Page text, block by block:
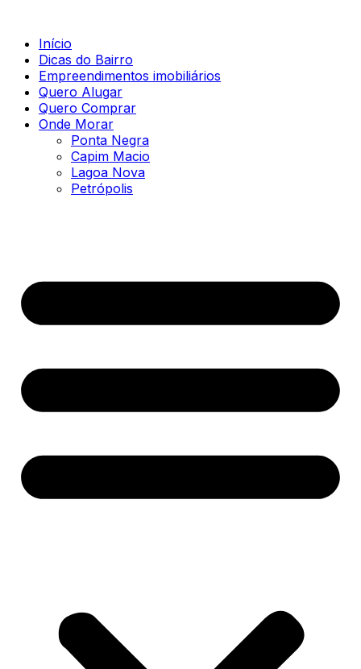
Início
Dicas do Bairro
Empreendimentos imobiliários
Quero Alugar
Quero Comprar
Onde Morar
Ponta Negra
Capim Macio
Lagoa Nova
Petrópolis